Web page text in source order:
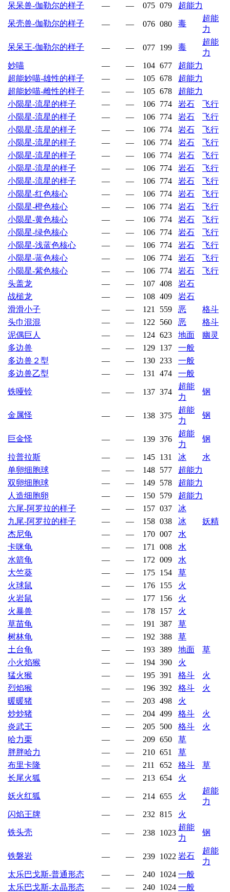
呆呆兽-伽勒尔的样子
— — 075 079 超能力
呆壳兽-伽勒尔的样子 — — 076 080 毒
超能
力
呆呆王-伽勒尔的样子 — — 077 199 毒
超能
力
妙喵
— — 104 677
超能力
超能妙喵-雄性的样子
— — 105 678
超能力
超能妙喵-雌性的样子
— — 105 678
超能力
小陨星-流星的样子
— — 106 774 岩石
飞行
小陨星-流星的样子
— — 106 774 岩石
飞行
小陨星-流星的样子
— — 106 774 岩石
飞行
小陨星-流星的样子
— — 106 774 岩石
飞行
小陨星-流星的样子
— — 106 774 岩石
飞行
小陨星-流星的样子
— — 106 774 岩石
飞行
小陨星-流星的样子
— — 106 774 岩石
飞行
小陨星-红色核心
— — 106 774 岩石
飞行
小陨星-橙色核心
— — 106 774 岩石
飞行
小陨星-黄色核心
— — 106 774 岩石
飞行
小陨星-绿色核心
— — 106 774 岩石
飞行
小陨星-浅蓝色核心
— — 106 774 岩石
飞行
小陨星-蓝色核心
— — 106 774 岩石
飞行
小陨星-紫色核心
— — 106 774 岩石
飞行
头盖龙
— — 107 408
岩石
战槌龙
— — 108 409
岩石
滑滑小子
— — 121 559 恶
格斗
头巾混混
— — 122 560 恶
格斗
泥偶巨人
— — 124 623 地面
幽灵
多边兽
— — 129 137
一般
多边兽２型
— — 130 233
一般
多边兽乙型
— — 131 474 一般
铁哑铃 — — 137 374
超能
力
钢
金属怪 — — 138 375
超能
力
钢
巨金怪 — — 139 376
超能
力
钢
拉普拉斯 — — 145 131 冰
水
单卵细胞球
— — 148 577
超能力
双卵细胞球
— — 149 578
超能力
人造细胞卵
— — 150 579
超能力
六尾-阿罗拉的样子
— — 157 037
冰
九尾-阿罗拉的样子
— — 158 038 冰
妖精
杰尼龟
— — 170 007
水
卡咪龟
— — 171 008
水
水箭龟
— — 172 009
水
大竺葵
— — 175 154
草
火球鼠
— — 176 155
火
火岩鼠
— — 177 156
火
火暴兽
— — 178 157
火
草苗龟
— — 191 387
草
树林龟
— — 192 388
草
土台龟
— — 193 389 地面
草
小火焰猴
— — 194 390
火
猛火猴
— — 195 391 格斗
火
烈焰猴
— — 196 392 格斗
火
暖暖猪
— — 203 498
火
炒炒猪
— — 204 499 格斗
火
炎武王
— — 205 500 格斗
火
哈力栗
— — 209 650
草
胖胖哈力
— — 210 651
草
布里卡隆
— — 211 652 格斗
草
长尾火狐
— — 213 654 火
妖火红狐 — — 214 655 火
超能
力
闪焰王牌
— — 232 815 火
铁头壳 — — 238 1023
超能
力
钢
铁磐岩 — — 239 1022 岩石
超能
力
太乐巴戈斯-普通形态
— — 240 1024 一般
太乐巴戈斯-太晶形态
— — 240 1024 一般